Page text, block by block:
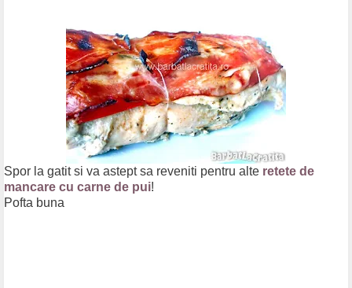
Spor la gatit si va astept sa reveniti pentru alte retete de
mancare cu carne de pui!
Pofta buna